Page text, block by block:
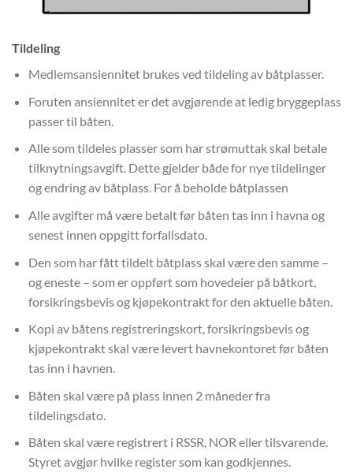
Tildeling
Medlemsansiennitet brukes ved tildeling av båtplasser.
Foruten ansiennitet er det avgjørende at ledig bryggeplass
passer til båten.
Alle som tildeles plasser som har strømuttak skal betale
tilknytningsavgift. Dette gjelder både for nye tildelinger
og endring av båtplass. For å beholde båtplassen
Alle avgifter må være betalt før båten tas inn i havna og
senest innen oppgitt forfallsdato.
Den som har fått tildelt båtplass skal være den samme –
og eneste – som er oppført som hovedeier på båtkort,
forsikringsbevis og kjøpekontrakt for den aktuelle båten.
Kopi av båtens registreringskort, forsikringsbevis og
kjøpekontrakt skal være levert havnekontoret før båten
tas inn i havnen.
Båten skal være på plass innen 2 måneder fra
tildelingsdato.
Båten skal være registrert i RSSR, NOR eller tilsvarende.
Styret avgjør hvilke register som kan godkjennes.